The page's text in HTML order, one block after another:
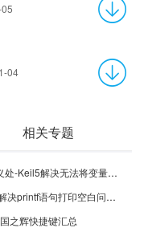
04
相关专题
Keil5怎么解决无法将变量或函数Go To到定义处-Keil5解决无法将变量或函数Go To到定义处的方法
Keil5怎么解决printf语句打印空白问题-Keil5解决printf语句打印空白问题的方法
之辉快捷键汇总